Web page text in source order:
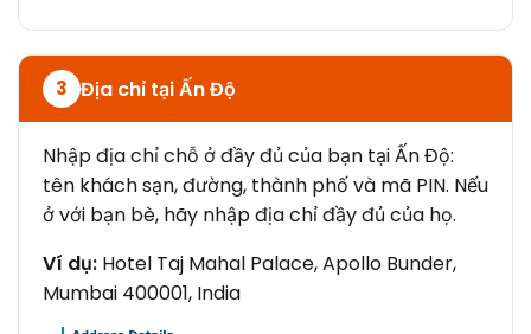
3 Địa chỉ tại Ấn Độ
Nhập địa chỉ chỗ ở đầy đủ của bạn tại Ấn Độ:
tên khách sạn, đường, thành phố và mã PIN. Nếu
ở với bạn bè, hãy nhập địa chỉ đầy đủ của họ.
Ví dụ: Hotel Taj Mahal Palace, Apollo Bunder,
Mumbai 400001, India